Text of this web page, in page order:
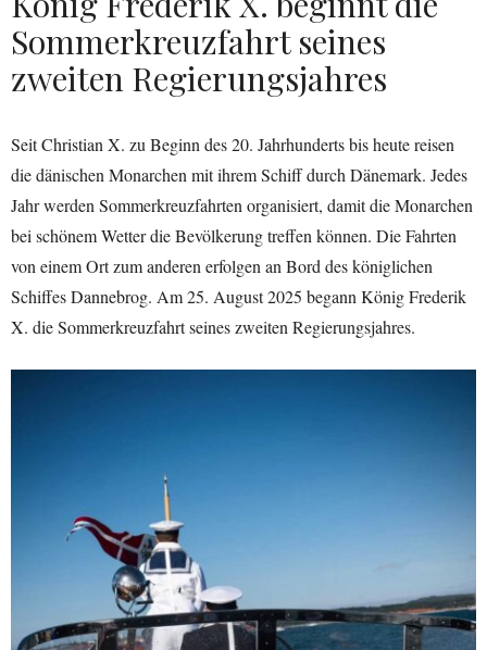
Sommerkreuzfahrt seines
zweiten Regierungsjahres
Seit Christian X. zu Beginn des 20. Jahrhunderts bis heute reisen
die dänischen Monarchen mit ihrem Schiff durch Dänemark. Jedes
Jahr werden Sommerkreuzfahrten organisiert, damit die Monarchen
bei schönem Wetter die Bevölkerung treffen können. Die Fahrten
von einem Ort zum anderen erfolgen an Bord des königlichen
Schiffes Dannebrog. Am 25. August 2025 begann König Frederik
X. die Sommerkreuzfahrt seines zweiten Regierungsjahres.